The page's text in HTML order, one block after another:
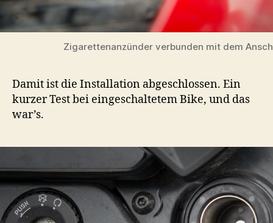
Zigarettenanzünder verbunden mit dem
Damit ist die Installation abgeschlossen. Ein
kurzer Test bei eingeschaltetem Bike, und das
war’s.